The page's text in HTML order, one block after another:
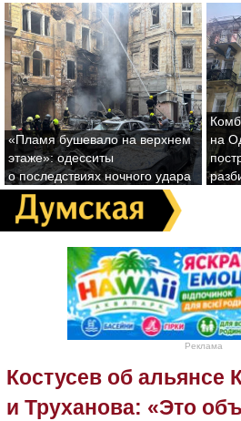
«Пламя бушевало на верхнем
этаже»: одесситы
о последствиях ночного удара
на
Реклама
Костусев об альянсе
и Труханова: «Это